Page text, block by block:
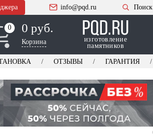
info@pqd.ru Поиск
0
0 0 руб.
Корзина
изготовление
памятников
ОТЗЫВЫ ГАРАНТИЯ